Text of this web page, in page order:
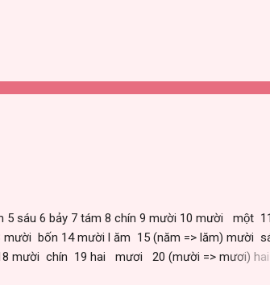
5 sáu 6 bảy 7 tám 8 chín 9 mười 10 mười một
bốn 14 mười l ăm 15 (năm => lăm) mười
mười chín 19 hai mươi 20 (mười => mươi)